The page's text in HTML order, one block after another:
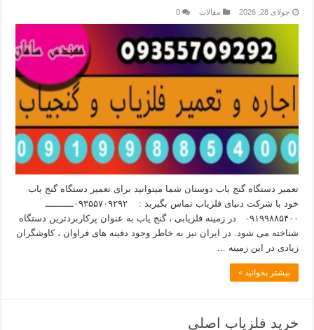
جولای 28, 2026 مقالات 0
تعمیر دستگاه گنج یاب دوستان شما میتوانید برای تعمیر دستگاه گنج یاب
خود با شرکت دنیای فلزیاب تماس بگیرید : ۰۹۳۵۵۷۰۹۲۹۲ــــــــــ
۰۹۱۹۹۸۸۵۴۰۰ در زمینه فلزیابی ، گنج یاب به عنوان پرکاربردترین دستگاه
شناخته می شود. در ایران نیز به خاطر وجود دفینه های فراوان ، کاوشگران
زیادی در این زمینه …
بیشتر بخوانید »
خرید فلزیاب اصلی